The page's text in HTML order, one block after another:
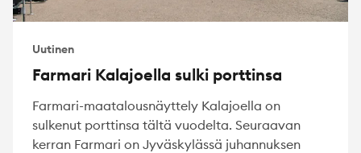
Uutinen
Farmari Kalajoella sulki porttinsa
Farmari-maatalousnäyttely Kalajoella on
sulkenut porttinsa tältä vuodelta. Seuraavan
kerran Farmari on Jyväskylässä juhannuksen